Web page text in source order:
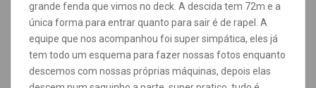
grande fenda que vimos no deck. A descida tem 72m e a
única forma para entrar quanto para sair é de rapel. A
equipe que nos acompanhou foi super simpática, eles já
tem todo um esquema para fazer nossas fotos enquanto
descemos com nossas próprias máquinas, depois elas